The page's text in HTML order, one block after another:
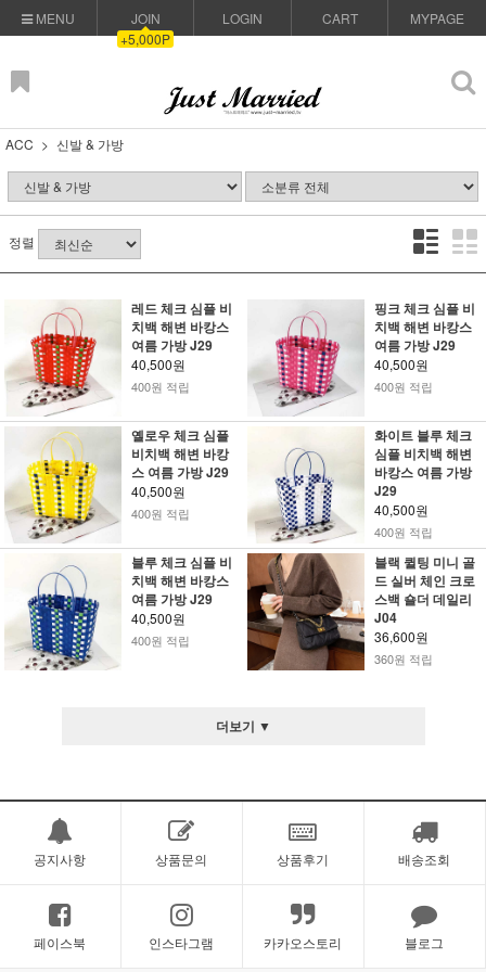
MENU
JOIN
+5,000P
LOGIN CART MYPAGE
ACC 신발 & 가방
정렬
레드 체크 심플 비
치백 해변 바캉스
여름 가방 J29
40,500원
400원 적립
핑크 체크 심플 비
치백 해변 바캉스
여름 가방 J29
40,500원
400원 적립
옐로우 체크 심플
비치백 해변 바캉
스 여름 가방 J29
40,500원
400원 적립
화이트 블루 체크
심플 비치백 해변
바캉스 여름 가방
J29
40,500원
400원 적립
블루 체크 심플 비
치백 해변 바캉스
여름 가방 J29
40,500원
400원 적립
블랙 퀼팅 미니 골
드 실버 체인 크로
스백 숄더 데일리
J04
36,600원
360원 적립
더보기 ▼
공지사항 상품문의 상품후기 배송조회
페이스북 인스타그램 카카오스토리 블로그